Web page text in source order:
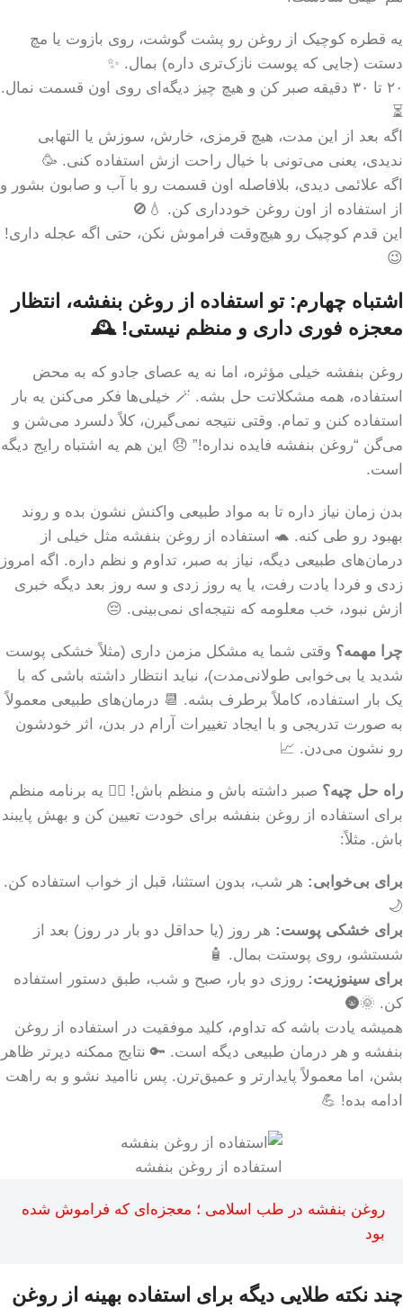
یه قطره کوچیک از روغن رو پشت گوشت، روی بازوت یا مچ
دستت (جایی که پوست نازک‌تری داره) بمال. ✨
۲۰ تا ۳۰ دقیقه صبر کن و هیچ چیز دیگه‌ای روی اون قسمت نمال.
⏳
اگه بعد از این مدت، هیچ قرمزی، خارش، سوزش یا التهابی
ندیدی، یعنی می‌تونی با خیال راحت ازش استفاده کنی. 🥳
اگه علائمی دیدی، بلافاصله اون قسمت رو با آب و صابون بشور و
از استفاده از اون روغن خودداری کن. 💧🚫
این قدم کوچیک رو هیچ‌وقت فراموش نکن، حتی اگه عجله داری!
😉
اشتباه چهارم: تو استفاده از روغن بنفشه، انتظار
معجزه فوری داری و منظم نیستی! 🕰️
روغن بنفشه خیلی مؤثره، اما نه یه عصای جادو که به محض
استفاده، همه مشکلاتت حل بشه. 🪄 خیلی‌ها فکر می‌کنن یه بار
استفاده کنن و تمام. وقتی نتیجه نمی‌گیرن، کلاً دلسرد می‌شن و
می‌گن “روغن بنفشه فایده نداره!” 😞 این هم یه اشتباه رایج دیگه
است.
بدن زمان نیاز داره تا به مواد طبیعی واکنش نشون بده و روند
بهبود رو طی کنه. 🐢 استفاده از روغن بنفشه مثل خیلی از
درمان‌های طبیعی دیگه، نیاز به صبر، تداوم و نظم داره. اگه امروز
زدی و فردا یادت رفت، یا یه روز زدی و سه روز بعد دیگه خبری
ازش نبود، خب معلومه که نتیجه‌ای نمی‌بینی. 😔
چرا مهمه؟ وقتی شما یه مشکل مزمن داری (مثلاً خشکی پوست
شدید یا بی‌خوابی طولانی‌مدت)، نباید انتظار داشته باشی که با
یک بار استفاده، کاملاً برطرف بشه. 📆 درمان‌های طبیعی معمولاً
به صورت تدریجی و با ایجاد تغییرات آرام در بدن، اثر خودشون
رو نشون می‌دن. 📈
راه حل چیه؟ صبر داشته باش و منظم باش! 🧘‍♀️ یه برنامه منظم
برای استفاده از روغن بنفشه برای خودت تعیین کن و بهش پایبند
باش. مثلاً:
برای بی‌خوابی: هر شب، بدون استثنا، قبل از خواب استفاده کن.
🌙
برای خشکی پوست: هر روز (یا حداقل دو بار در روز) بعد از
شستشو، روی پوستت بمال. 🧴
برای سینوزیت: روزی دو بار، صبح و شب، طبق دستور استفاده
کن. 🌞🌚
همیشه یادت باشه که تداوم، کلید موفقیت در استفاده از روغن
بنفشه و هر درمان طبیعی دیگه است. 🔑 نتایج ممکنه دیرتر ظاهر
بشن، اما معمولاً پایدارتر و عمیق‌ترن. پس ناامید نشو و به راهت
ادامه بده! 💪
استفاده از روغن بنفشه
روغن بنفشه در طب اسلامی ؛ معجزه‌ای که فراموش شده
بود
چند نکته طلایی دیگه برای استفاده بهینه از روغن